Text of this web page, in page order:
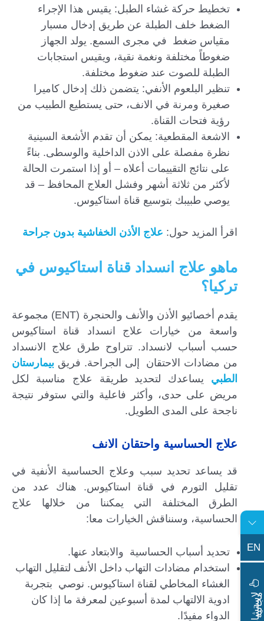
تخطيط حركة غشاء الطبل: يقيس هذا الإجراء
الضغط خلف الطبلة عن طريق إدخال مسبار
مقياس ضغط في مجرى السمع. يولد الجهاز
ضغوطاً مختلفة ونغمة نقية، ويقيس استجابات
الطبلة للصوت عند ضغوط مختلفة.
تنظير البلعوم الأنفي: يتضمن ذلك إدخال كاميرا
صغيرة ومرنة في الانف، حتى يستطيع الطبيب من
رؤية فتحات القناة.
الاشعة المقطعية: يمكن أن تقدم الأشعة السينية
نظرة مفصلة على الاذن الداخلية والوسطى. بناءً
على نتائج التقييمات أعلاه – أو إذا استمرت الحالة
لأكثر من ثلاثة أشهر وفشل العلاج المحافظ – قد
يوصي طبيبك بتوسيع قناة استاكيوس.
اقرأ المزيد حول: علاج الأذن الخفاشية بدون جراحة
ماهو علاج انسداد قناة استاكيوس في
تركيا؟
يقدم أخصائيو الأذن والأنف والحنجرة (ENT) مجموعة
واسعة من خيارات علاج انسداد قناة استاكيوس
حسب أسباب لانسداد. تتراوح طرق علاج الانسداد
من مضادات الاحتقان إلى الجراحة. فريق بيمارستان
الطبي يساعدك لتحديد طريقة علاج مناسبة لكل
مريض على حدى، وأكثر فاعلية والتي ستوفر نتيجة
ناجحة على المدى الطويل.
علاج الحساسية واحتقان الانف
قد يساعد تحديد سبب وعلاج الحساسية الأنفية في
تقليل التورم في قناة استاكيوس. هناك عدد من
الطرق المختلفة التي يمكننا من خلالها علاج
الحساسية، وسنناقش الخيارات معا:
تحديد أسباب الحساسية والابتعاد عنها.
استخدام مضادات التهاب داخل الأنف لتقليل التهاب
الغشاء المخاطي لقناة استاكيوس. نوصي بتجربة
ادوية الالتهاب لمدة أسبوعين لمعرفة ما إذا كان
الدواء مفيدًا.
EN
ل
ا
س
ت
ش
ا
ر
ة
م
ج
ا
ن
ي
ة